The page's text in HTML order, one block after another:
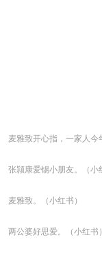
麦雅致开心指，一家人今
张颕康爱锡小朋友。（小
麦雅致。（小红书）
两公婆好思爱。（小红书）